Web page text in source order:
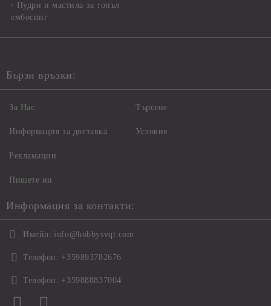
Пудри и мастила за топъл
ембосинг
Бързи връзки:
За Нас
Информация за доставка
Рекламации
Пишете ни
Търсене
Условия
Информация за контакти:
Имейл: info@hobbysvqt.com
Телефон: +359893782676
Телефон: +359888837004